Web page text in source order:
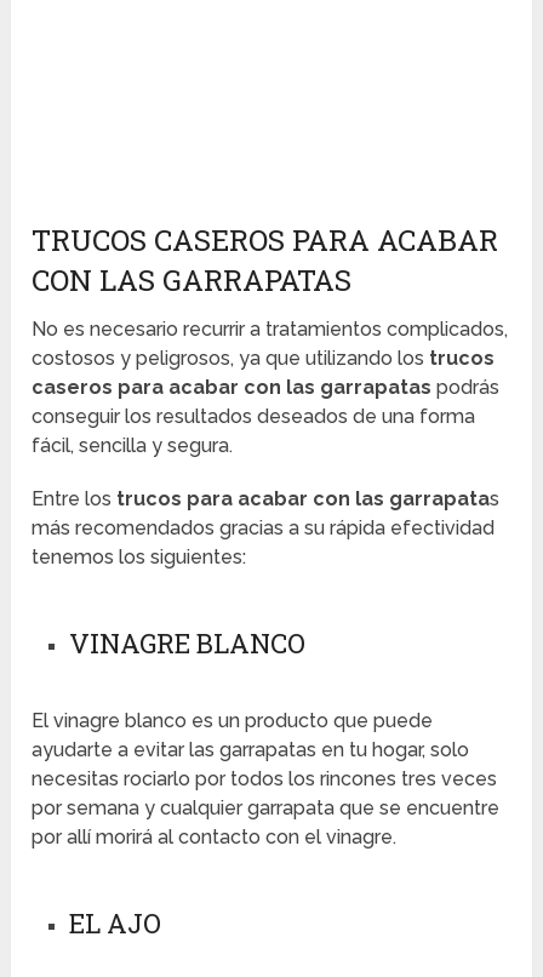
TRUCOS CASEROS PARA ACABAR
CON LAS GARRAPATAS
No es necesario recurrir a tratamientos complicados,
costosos y peligrosos, ya que utilizando los trucos
caseros para acabar con las garrapatas podrás
conseguir los resultados deseados de una forma
fácil, sencilla y segura.
Entre los trucos para acabar con las garrapatas
más recomendados gracias a su rápida efectividad
tenemos los siguientes:
VINAGRE BLANCO
El vinagre blanco es un producto que puede
ayudarte a evitar las garrapatas en tu hogar, solo
necesitas rociarlo por todos los rincones tres veces
por semana y cualquier garrapata que se encuentre
por allí morirá al contacto con el vinagre.
EL AJO